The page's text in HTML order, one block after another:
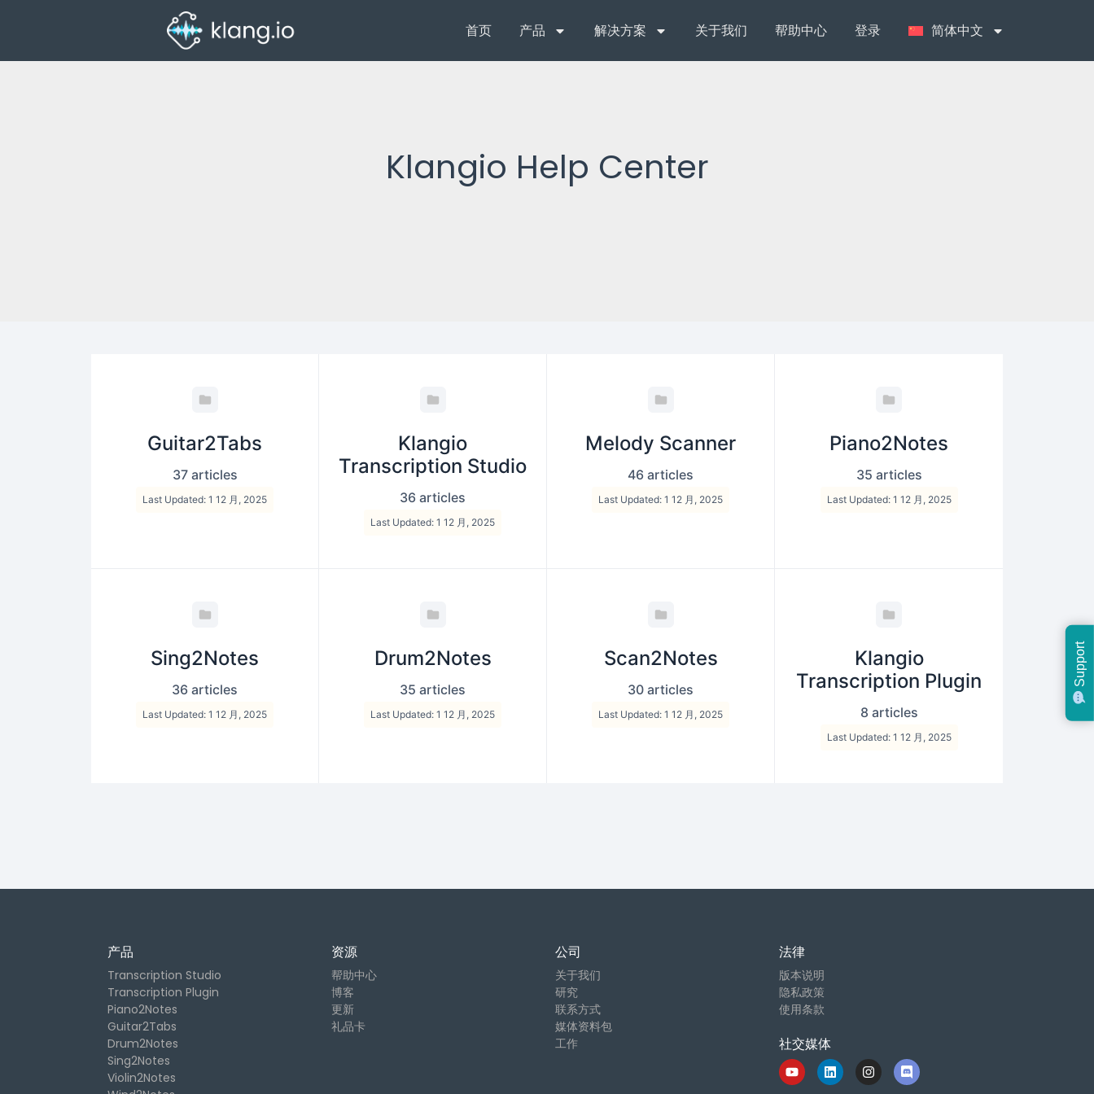
首页 产品 解决方案 关于我们 帮助中心 登录 简体中文
Klangio Help Center
Guitar2Tabs
37 articles
Last Updated: 1 12 月, 2025
Klangio
Transcription Studio
36 articles
Last Updated: 1 12 月, 2025
Melody Scanner
46 articles
Last Updated: 1 12 月, 2025
Piano2Notes
35 articles
Last Updated: 1 12 月, 2025
Sing2Notes
36 articles
Last Updated: 1 12 月, 2025
Drum2Notes
35 articles
Last Updated: 1 12 月, 2025
Scan2Notes
30 articles
Last Updated: 1 12 月, 2025
Klangio
Transcription Plugin
8 articles
Last Updated: 1 12 月, 2025
产品
Transcription Studio
Transcription Plugin
Piano2Notes
Guitar2Tabs
Drum2Notes
Sing2Notes
Violin2Notes
资源
帮助中心
博客
更新
礼品卡
公司
关于我们
研究
联系方式
媒体资料包
工作
法律
版本说明
隐私政策
使用条款
社交媒体
Support